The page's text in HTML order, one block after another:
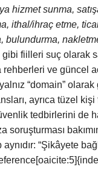
hizmet sunma,
ithal/ihraç etme,
bulundurma,
gibi fiilleri suç olarak
rehberleri ve güncel
“domain”
ayrıca tüzel
tedbirlerini de
soruşturması
“Şikâyete